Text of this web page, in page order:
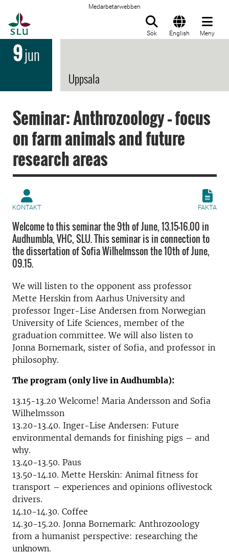
Medarbetarwebben
Sök English Meny
9jun
Uppsala
Seminar: Anthrozoology – focus
on farm animals and future
research areas
KONTAKT FAKTA
Welcome to this seminar the 9th of June, 13.15-16.00 in
Audhumbla, VHC, SLU. This seminar is in connection to
the dissertation of Sofia Wilhelmsson the 10th of June,
09.15.
We will listen to the opponent ass professor
Mette Herskin from Aarhus University and
professor Inger-Lise Andersen from Norwegian
University of Life Sciences, member of the
graduation committee. We will also listen to
Jonna Bornemark, sister of Sofia, and professor in
philosophy.
The program (only live in Audhumbla):
13.15-13.20 Welcome! Maria Andersson and Sofia
Wilhelmsson
13.20-13.40. Inger-Lise Andersen: Future
environmental demands for finishing pigs – and
why.
13.40-13.50. Paus
13.50-14.10. Mette Herskin: Animal fitness for
transport – experiences and opinions oflivestock
drivers.
14.10-14.30. Coffee
14.30-15.20. Jonna Bornemark: Anthrozoology
from a humanist perspective: researching the
unknown.